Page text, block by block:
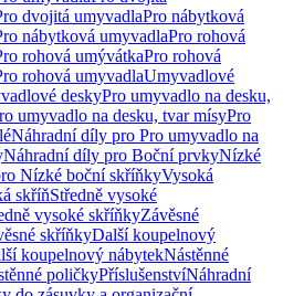
dvojitá umyvadlaPro nábytková
nábytková umyvadlaPro rohová
rohová umývátkaPro rohová
rohová umyvadlaUmyvadlové
deskyPro umyvadlo na desku,
umyvadlo na desku, tvar mísyPro
Náhradní díly pro Pro umyvadlo na
Náhradní díly pro Boční prvkyNízké
Nízké boční skříňkyVysoká
skříňStředně vysoké
vysoké skříňkyZávěsné
skříňkyDalší koupelnový
koupelnový nábytekNástěnné
poličkyPříslušenstvíNáhradní